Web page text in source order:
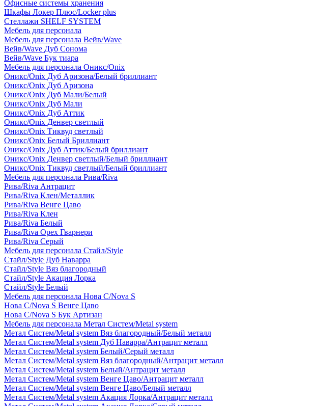
Офисные системы хранения
Шкафы Локер Плюс/Locker plus
Стеллажи SHELF SYSTEM
Мебель для персонала
Мебель для персонала Вейв/Wave
Вейв/Wave Дуб Сонома
Вейв/Wave Бук тиара
Мебель для персонала Оникс/Onix
Оникс/Onix Дуб Аризона/Белый бриллиант
Оникс/Onix Дуб Аризона
Оникс/Onix Дуб Мали/Белый
Оникс/Onix Дуб Мали
Оникс/Onix Дуб Аттик
Оникс/Onix Денвер светлый
Оникс/Onix Тиквуд светлый
Оникс/Onix Белый Бриллиант
Оникс/Onix Дуб Аттик/Белый бриллиант
Оникс/Onix Денвер светлый/Белый бриллиант
Оникс/Onix Тиквуд светлый/Белый бриллиант
Мебель для персонала Рива/Riva
Рива/Riva Антрацит
Рива/Riva Клен/Металлик
Рива/Riva Венге Цаво
Рива/Riva Клен
Рива/Riva Белый
Рива/Riva Орех Гварнери
Рива/Riva Серый
Мебель для персонала Стайл/Style
Стайл/Style Дуб Наварра
Стайл/Style Вяз благородный
Стайл/Style Акация Лорка
Стайл/Style Белый
Мебель для персонала Нова С/Nova S
Нова С/Nova S Венге Цаво
Нова С/Nova S Бук Артизан
Мебель для персонала Метал Систем/Metal system
Метал Систем/Metal system Вяз благородный/Белый металл
Метал Систем/Metal system Дуб Наварра/Антрацит металл
Метал Систем/Metal system Белый/Серый металл
Метал Систем/Metal system Вяз благородный/Антрацит металл
Метал Систем/Metal system Белый/Антрацит металл
Метал Систем/Metal system Венге Цаво/Антрацит металл
Метал Систем/Metal system Венге Цаво/Белый металл
Метал Систем/Metal system Акация Лорка/Антрацит металл